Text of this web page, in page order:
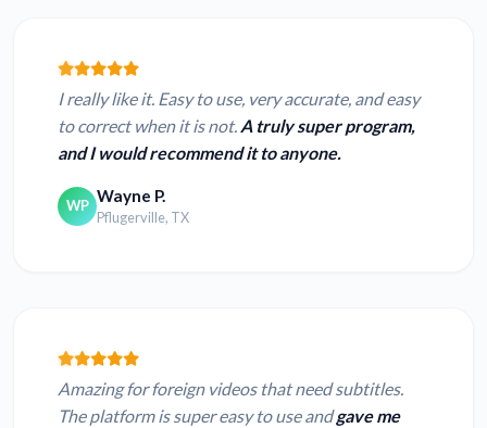
I really like it. Easy to use, very accurate, and easy
to correct when it is not. A truly super program,
and I would recommend it to anyone.
WP Wayne P.
Pflugerville, TX
Amazing for foreign videos that need subtitles.
The platform is super easy to use andgave me